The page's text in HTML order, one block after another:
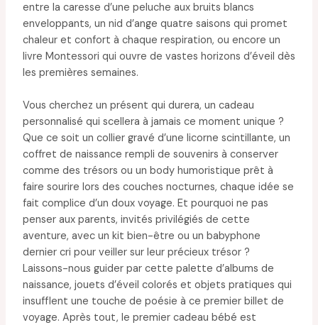
entre la caresse d’une peluche aux bruits blancs
enveloppants, un nid d’ange quatre saisons qui promet
chaleur et confort à chaque respiration, ou encore un
livre Montessori qui ouvre de vastes horizons d’éveil dès
les premières semaines.
Vous cherchez un présent qui durera, un cadeau
personnalisé qui scellera à jamais ce moment unique ?
Que ce soit un collier gravé d’une licorne scintillante, un
coffret de naissance rempli de souvenirs à conserver
comme des trésors ou un body humoristique prêt à
faire sourire lors des couches nocturnes, chaque idée se
fait complice d’un doux voyage. Et pourquoi ne pas
penser aux parents, invités privilégiés de cette
aventure, avec un kit bien-être ou un babyphone
dernier cri pour veiller sur leur précieux trésor ?
Laissons-nous guider par cette palette d’albums de
naissance, jouets d’éveil colorés et objets pratiques qui
insufflent une touche de poésie à ce premier billet de
voyage. Après tout, le premier cadeau bébé est